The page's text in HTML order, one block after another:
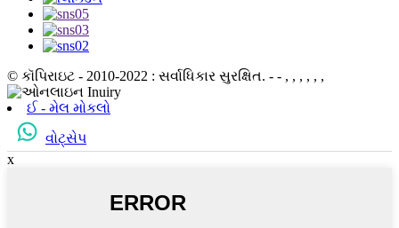
© કૉપિરાઇટ - 2010-2022 : સર્વાધિકાર સુરક્ષિત. - - , , , , , ,
ઈ - મેલ મોકલો
વોટ્સેપ
x